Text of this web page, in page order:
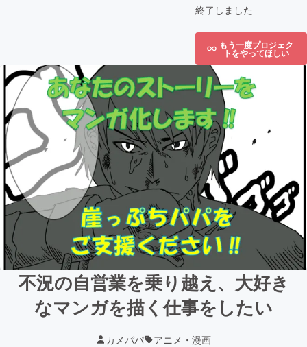
終了しました
もう一度プロジェク
トをやってほしい
不況の自営業を乗り越え、大好き
なマンガを描く仕事をしたい
カメパパ アニメ・漫画